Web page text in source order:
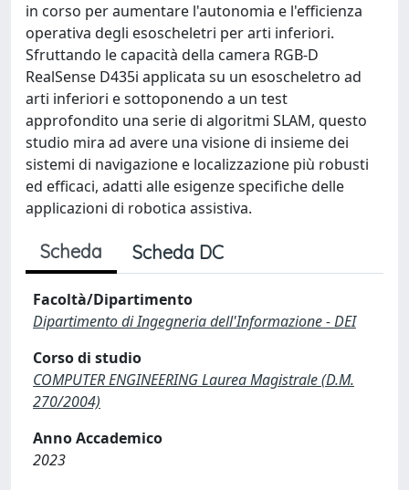
in corso per aumentare l'autonomia e l'efficienza
operativa degli esoscheletri per arti inferiori.
Sfruttando le capacità della camera RGB-D
RealSense D435i applicata su un esoscheletro ad
arti inferiori e sottoponendo a un test
approfondito una serie di algoritmi SLAM, questo
studio mira ad avere una visione di insieme dei
sistemi di navigazione e localizzazione più robusti
ed efficaci, adatti alle esigenze specifiche delle
applicazioni di robotica assistiva.
Scheda Scheda DC
Facoltà/Dipartimento
Dipartimento di Ingegneria dell'Informazione - DEI
Corso di studio
COMPUTER ENGINEERING Laurea Magistrale (D.M.
270/2004)
Anno Accademico
2023